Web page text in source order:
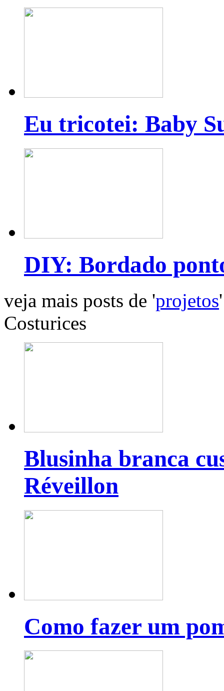
Eu tricotei: Baby
DIY: Bordado
veja mais posts de 'projetos'
Costurices
Blusinha branca
Réveillon
Como fazer um